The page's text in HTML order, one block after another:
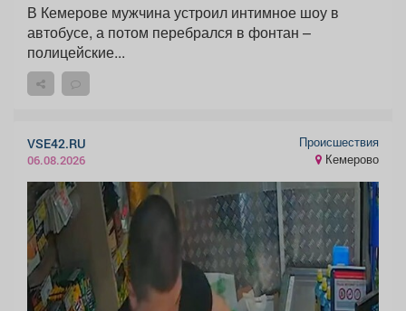
В Кемерове мужчина устроил интимное шоу в
автобусе, а потом перебрался в фонтан –
полицейские...
VSE42.RU
06.08.2026
Происшествия
Кемерово